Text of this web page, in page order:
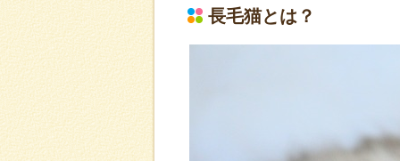
長毛猫とは？